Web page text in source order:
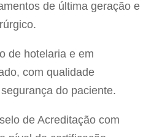
de última geração e
de hotelaria e em
com qualidade
do paciente.
de Acreditação com